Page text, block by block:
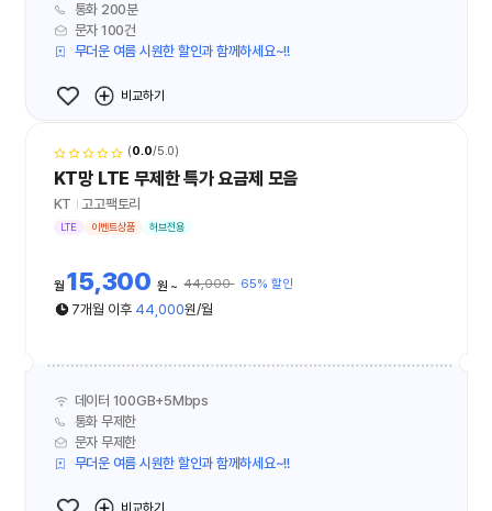
통화 200분
문자 100건
무더운 여름 시원한 할인과 함께하세요~!!
비교하기
(0.0/5.0)
KT망 LTE 무제한 특가 요금제 모음
KT 고고팩토리
LTE 이벤트상품 허브전용
월 15,300 원 44,000 65% 할인
7개월 이후 44,000원/월
데이터 100GB+5Mbps
통화 무제한
문자 무제한
무더운 여름 시원한 할인과 함께하세요~!!
비교하기